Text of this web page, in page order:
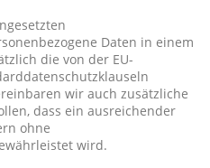
Daten in einem
die von der EU-
wir auch zusätzliche
dass ein ausreichender
ohne
wird.